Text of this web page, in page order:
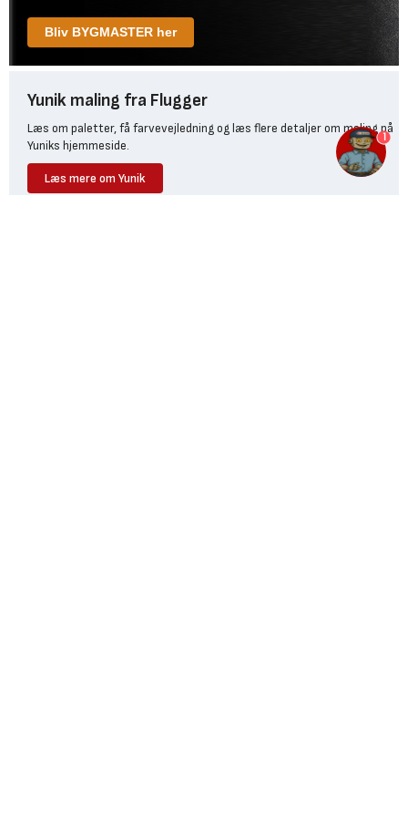
Bliv BYGMASTER her
Yunik maling fra Flugger
Læs om paletter, få farvevejledning og læs flere detaljer om maling på
Yuniks hjemmeside.
Læs mere om Yunik
1